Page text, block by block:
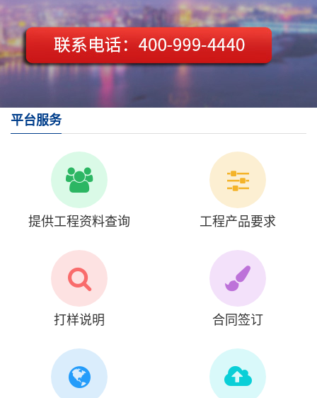
平台服务
提供工程资料查询 工程产品要求
打样说明 合同签订